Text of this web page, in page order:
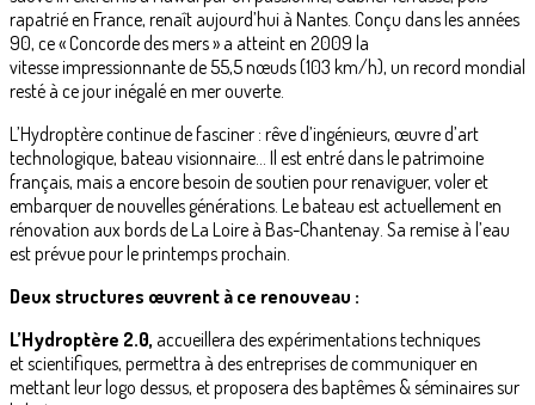
rapatrié en France, renaît aujourd’hui à Nantes. Conçu dans les années
90, ce « Concorde des mers » a atteint en 2009 la
vitesse impressionnante de 55,5 nœuds (103 km/h), un record mondial
resté à ce jour inégalé en mer ouverte.
L’Hydroptère continue de fasciner : rêve d’ingénieurs, œuvre d’art
technologique, bateau visionnaire… Il est entré dans le patrimoine
français, mais a encore besoin de soutien pour renaviguer, voler et
embarquer de nouvelles générations. Le bateau est actuellement en
rénovation aux bords de La Loire à Bas-Chantenay. Sa remise à l’eau
est prévue pour le printemps prochain.
Deux structures œuvrent à ce renouveau :
L’Hydroptère 2.0, accueillera des expérimentations techniques
et scientifiques, permettra à des entreprises de communiquer en
mettant leur logo dessus, et proposera des baptêmes & séminaires sur